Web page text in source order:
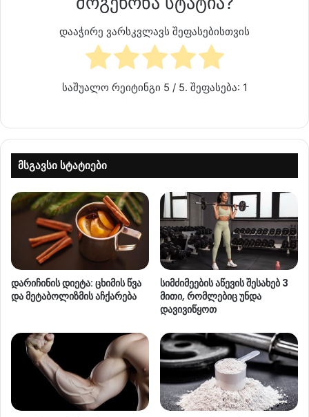
დააჭირე ვარსკვლავს შეფასებისთვის
საშუალო რეიტინგი 5 / 5. შეფასება: 1
მსგავსი სტატიები
დარიჩინის დიეტა: ცხიმის წვა
და მეტაბოლიზმის აჩქარება
სიმძიმეების აწევის შესახებ 3
მითი, რომლებიც უნდა
დავივიწყოთ